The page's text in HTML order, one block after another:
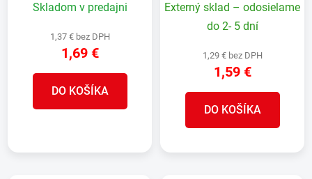
okrúhly stĺpik
Skladom v predajni
1,37 € bez DPH
1,69 €
DO KOŠÍKA
okrúhly stĺpik
Externý sklad – odosielame
do 2- 5 dní
1,29 € bez DPH
1,59 €
DO KOŠÍKA